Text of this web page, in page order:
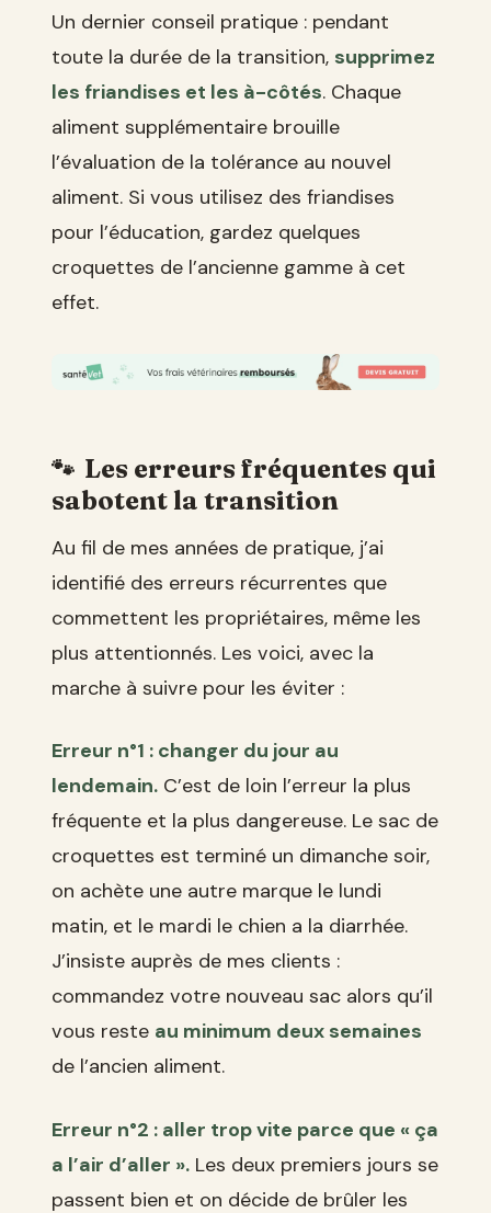
Un dernier conseil pratique : pendant
toute la durée de la transition, supprimez
les friandises et les à-côtés. Chaque
aliment supplémentaire brouille
l’évaluation de la tolérance au nouvel
aliment. Si vous utilisez des friandises
pour l’éducation, gardez quelques
croquettes de l’ancienne gamme à cet
effet.
Les erreurs fréquentes qui
sabotent la transition
Au fil de mes années de pratique, j’ai
identifié des erreurs récurrentes que
commettent les propriétaires, même les
plus attentionnés. Les voici, avec la
marche à suivre pour les éviter :
Erreur n°1 : changer du jour au
lendemain. C’est de loin l’erreur la plus
fréquente et la plus dangereuse. Le sac de
croquettes est terminé un dimanche soir,
on achète une autre marque le lundi
matin, et le mardi le chien a la diarrhée.
J’insiste auprès de mes clients :
commandez votre nouveau sac alors qu’il
vous reste au minimum deux semaines
de l’ancien aliment.
Erreur n°2 : aller trop vite parce que « ça
a l’air d’aller ». Les deux premiers jours se
passent bien et on décide de brûler les